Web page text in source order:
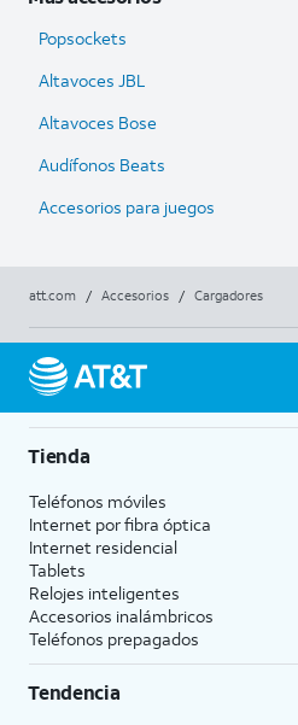
Popsockets
Altavoces JBL
Altavoces Bose
Audífonos Beats
Accesorios para juegos
att.com / Accesorios / Cargadores
Tienda
Teléfonos móviles
Internet por fibra óptica
Internet residencial
Tablets
Relojes inteligentes
Accesorios inalámbricos
Teléfonos prepagados
Tendencia